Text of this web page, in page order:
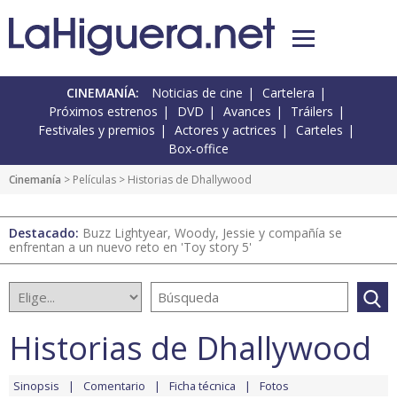
CINEMANÍA: Noticias de cine
Cartelera
Próximos estrenos
DVD Avances
Tráilers
Festivales y premios
Actores y actrices
Carteles
Box-office
Cinemanía > Películas > Historias de Dhallywood
Destacado: Buzz Lightyear, Woody, Jessie y compañía se
enfrentan a un nuevo reto en 'Toy story 5'
Historias de Dhallywood
Sinopsis Comentario Ficha técnica Fotos